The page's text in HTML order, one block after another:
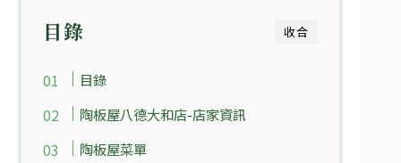
收合
目錄
目錄
陶板屋八德大和店-店家資訊
陶板屋菜單